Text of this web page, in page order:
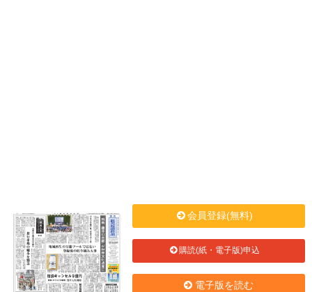
会員登録(無料)
購読(紙・電子版)申込
電子版を読む